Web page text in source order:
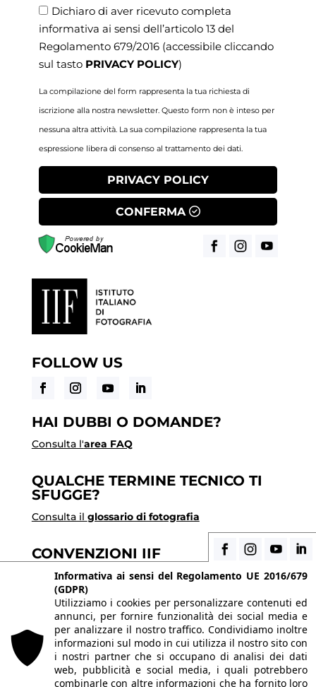
Dichiaro di aver ricevuto completa
informativa ai sensi dell’articolo 13 del
Regolamento 679/2016 (accessibile cliccando
sul tasto PRIVACY POLICY)
La compilazione del form rappresenta la tua richiesta di
iscrizione alla nostra newsletter. Questo form non è inteso per
nessuna altra attività. La sua compilazione rappresenta la tua
espressione libera di consenso al trattamento dei dati.
PRIVACY POLICY
CONFERMA
FOLLOW US
HAI DUBBI O DOMANDE?
Consulta l'area FAQ
QUALCHE TERMINE TECNICO TI
SFUGGE?
Consulta il glossario di fotografia
CONVENZIONI IIF
Scopri i vantaggi di essere uno studente di IIF
© 2026 Istituto Italiano di Fotografia® srl, Via
Enrico Caviglia 3, 20139 Milano | Tel 02/58107623 -
02/58107139
P.IVA IT10863240155 | PECiifmilano@pec.it| REA
Informativa ai sensi del Regolamento UE 2016/679
(GDPR)
Utilizziamo i cookies per personalizzare contenuti ed
annunci, per fornire funzionalità dei social media e
per analizzare il nostro traffico. Condividiamo inoltre
informazioni sul modo in cui utilizza il nostro sito con
i nostri partner che si occupano di analisi dei dati
web, pubblicità e social media, i quali potrebbero
combinarle con altre informazioni che ha fornito loro